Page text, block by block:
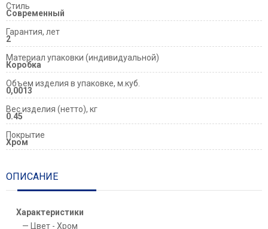
Стиль
Современный
Гарантия, лет
2
Материал упаковки (индивидуальной)
Коробка
Объем изделия в упаковке, м.куб.
0,0013
Вес изделия (нетто), кг
0.45
Покрытие
Хром
ОПИСАНИЕ
Характеристики
Цвет - Хром